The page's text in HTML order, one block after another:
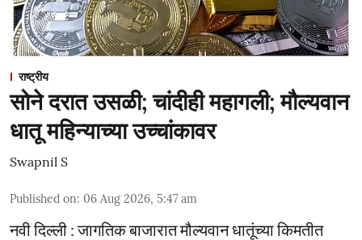
राष्ट्रीय
सोने दरात उसळी; चांदीही महागली; मौल्यवान
धातू महिन्याच्या उच्चांकावर
Swapnil S
Published on: 06 Aug 2026, 5:47 am
नवी दिल्ली : जागतिक बाजारात मौल्यवान धातूंच्या किमतीत